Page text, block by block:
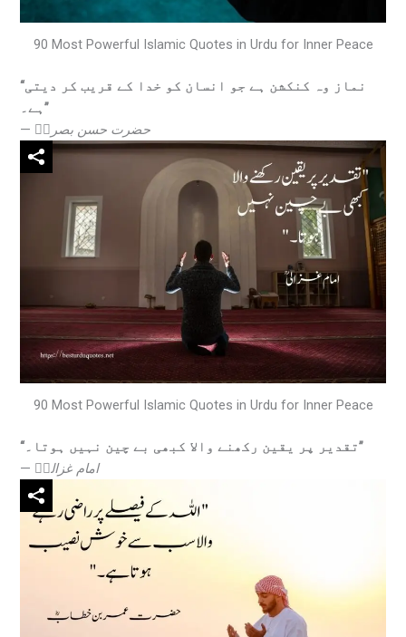
90 Most Powerful Islamic Quotes in Urdu for Inner Peace
“نماز وہ کنکشن ہے جو انسان کو خدا کے قریب کر دیتی
ہے۔”
— حضرت حسن بصریؒ
90 Most Powerful Islamic Quotes in Urdu for Inner Peace
“تقدیر پر یقین رکھنے والا کبھی بے چین نہیں ہوتا۔”
— امام غزالیؒ